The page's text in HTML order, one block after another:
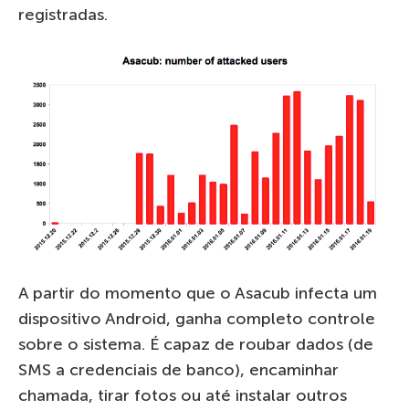
registradas.
A partir do momento que o Asacub infecta um
dispositivo Android, ganha completo controle
sobre o sistema. É capaz de roubar dados (de
SMS a credenciais de banco), encaminhar
chamada, tirar fotos ou até instalar outros